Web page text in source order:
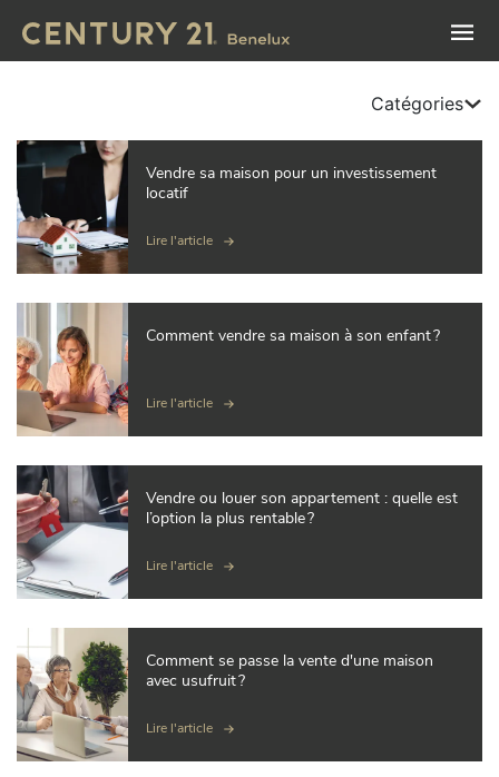
Catégories
Vendre sa maison pour un investissement
locatif
Lire l'article
Comment vendre sa maison à son enfant ?
Lire l'article
Vendre ou louer son appartement : quelle est
l’option la plus rentable ?
Lire l'article
Comment se passe la vente d'une maison
avec usufruit ?
Lire l'article